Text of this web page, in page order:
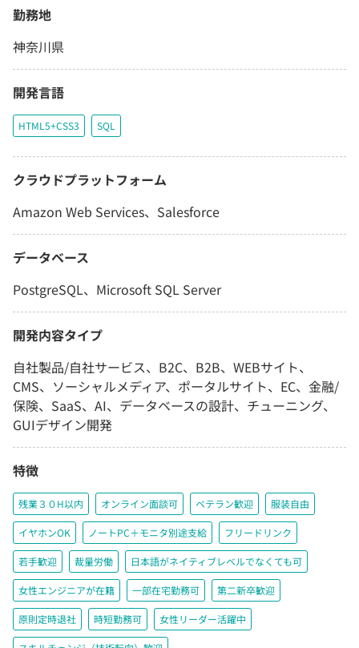
勤務地
神奈川県
開発言語
HTML5+CSS3 SQL
クラウドプラットフォーム
Amazon Web Services、Salesforce
データベース
PostgreSQL、Microsoft SQL Server
開発内容タイプ
自社製品/自社サービス、B2C、B2B、WEBサイト、
CMS、ソーシャルメディア、ポータルサイト、EC、金融/
保険、SaaS、AI、データベースの設計、チューニング、
GUIデザイン開発
特徴
残業３０H以内 オンライン面談可 ベテラン歓迎 服装自由
イヤホンOK ノートPC＋モニタ別途支給 フリードリンク
若手歓迎 裁量労働 日本語がネイティブレベルでなくても可
女性エンジニアが在籍 一部在宅勤務可 第二新卒歓迎
原則定時退社 時短勤務可 女性リーダー活躍中